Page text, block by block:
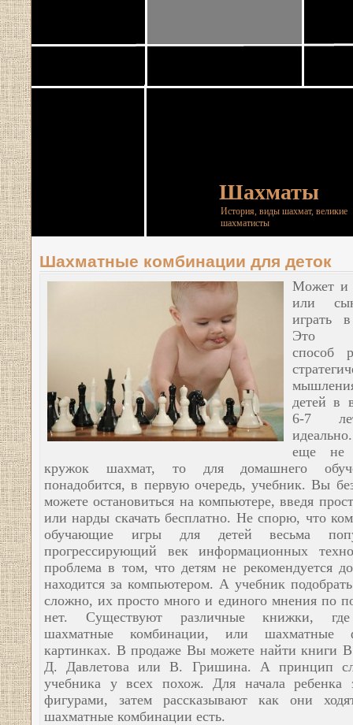
Шахматы
История, виды шахмат, великие
шахматисты
Шахматные комбинации для деток
Может и
или
играть
Это
способ
детей в
6-7
еще не
кружок шахмат, то для домашнего
понадобится, в первую очередь, учебник. Вы
можете остановиться на компьютере, введя
или нарды скачать бесплатно. Не спорю, что
обучающие игры для детей весьма
прогрессирующий век информационных
проблема в том, что детям не рекомендуется
находится за компьютером. А учебник
сложно, их просто много и единого мнения по
нет. Существуют различные книжки,
шахматные комбинации, или шахматные
картинках. В продаже Вы можете найти книги
Д. Давлетова или В. Гришина. А принцип
учебника у всех похож. Для начала ребенка
фигурами, затем рассказывают как они
шахматные комбинации есть.